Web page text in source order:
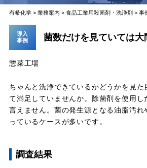
有希化学> 業務案内 > 食品工業用殺菌剤・洗浄剤 > 事
導入
事例
菌数だけを見ていては大
惣菜工場
ちゃんと洗浄できているかどうかを見た
て満足していませんか。除菌剤を使用し
言えません。菌の発生源となる油脂汚れ
っているケースが多いです。
調査結果